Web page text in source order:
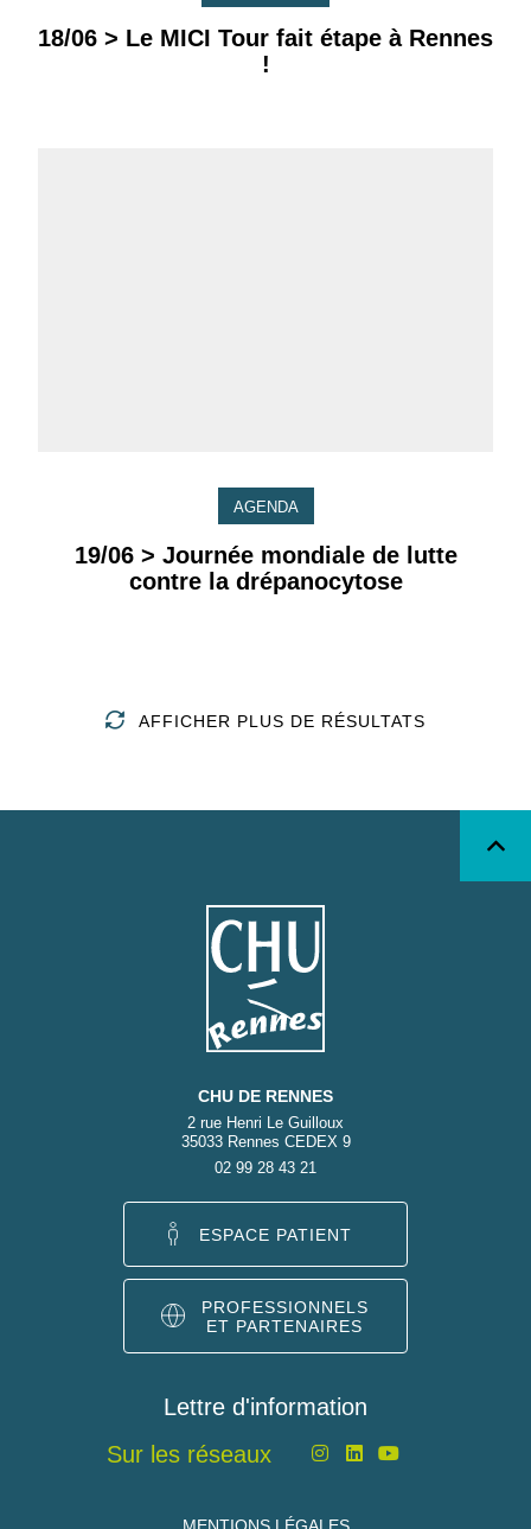
18/06 > Le MICI Tour fait étape à Rennes
!
AGENDA
19/06 > Journée mondiale de lutte
contre la drépanocytose
AFFICHER PLUS DE RÉSULTATS
CHU DE RENNES
2 rue Henri Le Guilloux
35033 Rennes CEDEX 9
02 99 28 43 21
ESPACE PATIENT
PROFESSIONNELS
ET PARTENAIRES
Lettre d'information
Sur les réseaux